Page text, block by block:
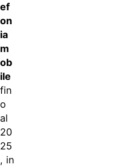
ef
on
ia
m
ob
ile
fin
o
al
20
25
, in